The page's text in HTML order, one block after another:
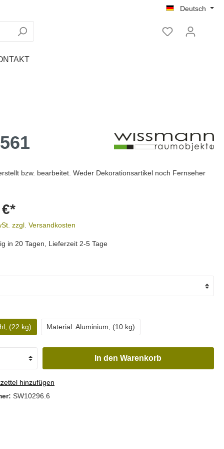
Deutsch
bzw. bearbeitet. Weder Dekorationsartikel noch Fernseher
zzgl. Versandkosten
in 20 Tagen, Lieferzeit 2-5 Tage
(22 kg) Material: Aluminium, (10 kg)
In den Warenkorb
hinzufügen
SW10296.6